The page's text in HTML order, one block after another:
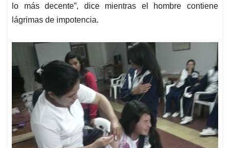
lo más decente”, dice mientras el hombre contiene
lágrimas de impotencia.